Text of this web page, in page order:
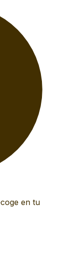
en tu